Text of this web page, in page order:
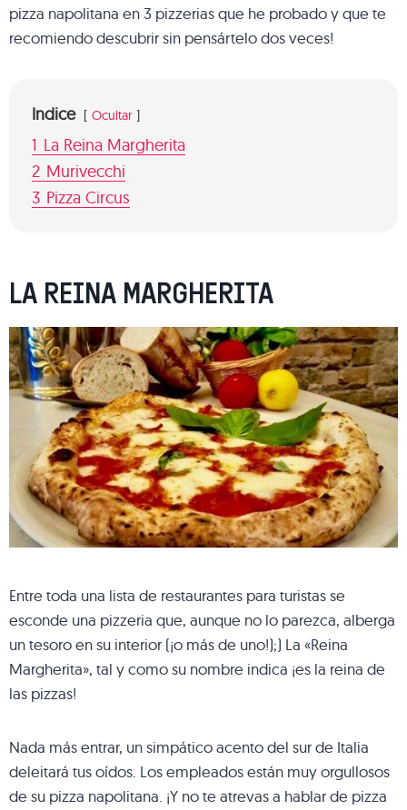
pizza napolitana en 3 pizzerias que he probado y que te
recomiendo descubrir sin pensártelo dos veces!
Indice Ocultar
1 La Reina Margherita
2 Murivecchi
3 Pizza Circus
LA REINA MARGHERITA
Entre toda una lista de restaurantes para turistas se
esconde una pizzeria que, aunque no lo parezca, alberga
un tesoro en su interior (¡o más de uno!);) La «Reina
Margherita», tal y como su nombre indica ¡es la reina de
las pizzas!
Nada más entrar, un simpático acento del sur de Italia
deleitará tus oídos. Los empleados están muy orgullosos
de su pizza napolitana. ¡Y no te atrevas a hablar de pizza